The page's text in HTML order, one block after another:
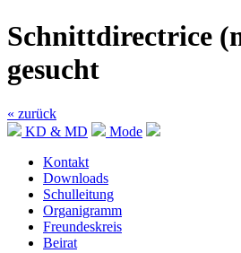
Schnittdirectrice
gesucht
« zurück
KD & MD
Mode
Kontakt
Downloads
Schulleitung
Organigramm
Freundeskreis
Beirat